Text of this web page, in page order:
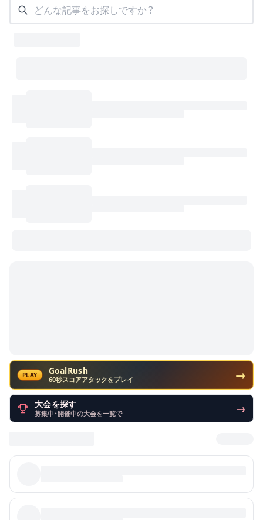
どんな記事をお探しですか？
PLAY GoalRush
60秒スコアアタックをプレイ →
大会を探す
募集中・開催中の大会を一覧で →